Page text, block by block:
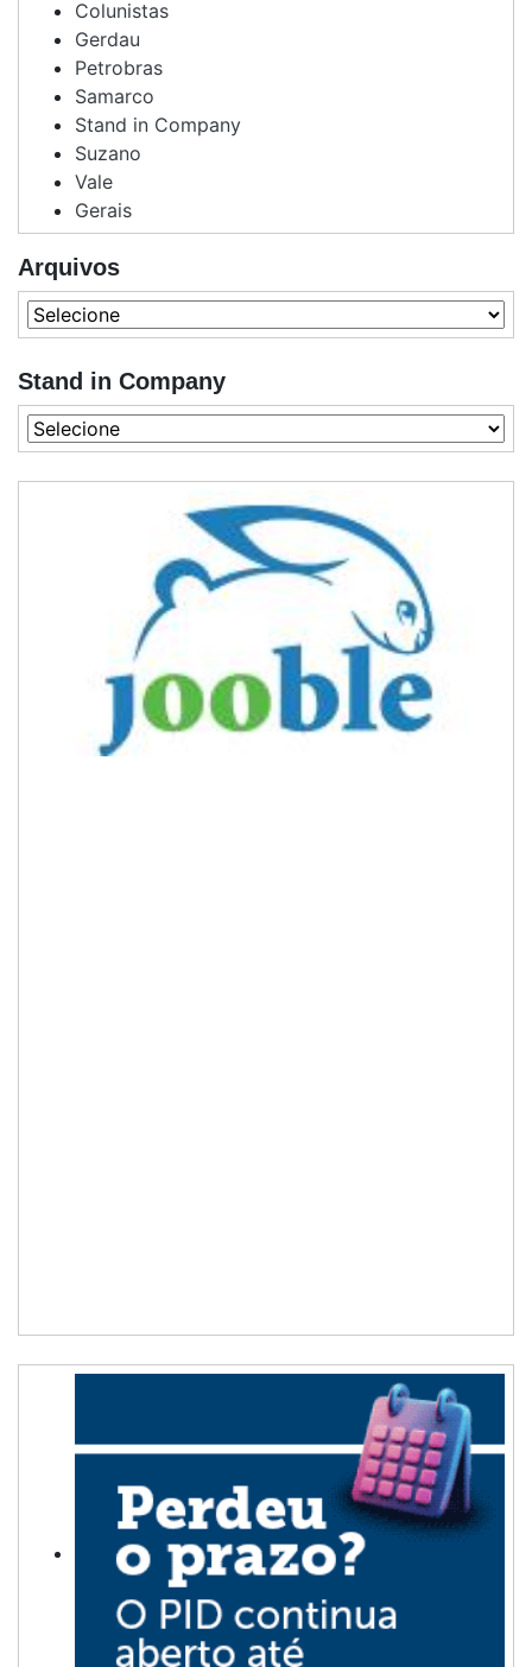
Colunistas
Gerdau
Petrobras
Samarco
Stand in Company
Suzano
Vale
Gerais
Arquivos
Stand in Company